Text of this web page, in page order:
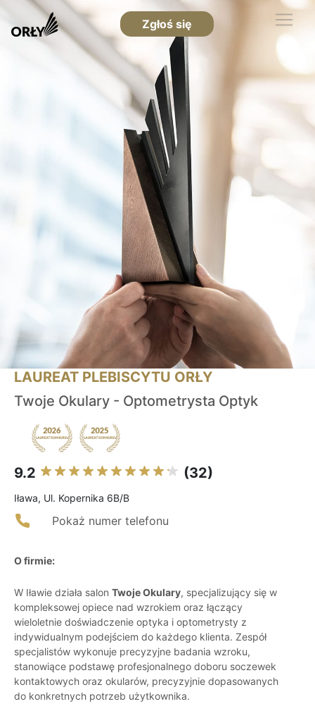
Zgłoś się
LAUREAT PLEBISCYTU ORŁY
Twoje Okulary - Optometrysta Optyk
9.2 (32)
Iława, Ul. Kopernika 6B/B
Pokaż numer telefonu
O firmie:
W Iławie działa salon Twoje Okulary, specjalizujący się w
kompleksowej opiece nad wzrokiem oraz łączący
wieloletnie doświadczenie optyka i optometrysty z
indywidualnym podejściem do każdego klienta. Zespół
specjalistów wykonuje precyzyjne badania wzroku,
stanowiące podstawę profesjonalnego doboru soczewek
kontaktowych oraz okularów, precyzyjnie dopasowanych
do konkretnych potrzeb użytkownika.